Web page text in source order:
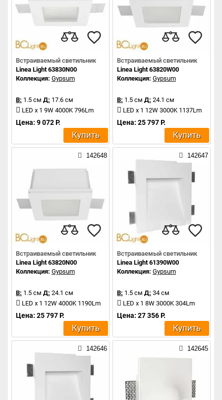
Встраиваемый светильник
Linea Light 63830N00
Коллекция: Gypsum
В: 1.5 см Д: 17.6 см
LED x 1 9W 4000K 796Lm
Цена: 9 072 Р.
Купить
Встраиваемый светильник
Linea Light 63820W00
Коллекция: Gypsum
В: 1.5 см Д: 24.1 см
LED x 1 12W 3000K 1137Lm
Цена: 25 797 Р.
Купить
142648
Встраиваемый светильник
Linea Light 63820N00
Коллекция: Gypsum
В: 1.5 см Д: 24.1 см
LED x 1 12W 4000K 1190Lm
Цена: 25 797 Р.
Купить
142647
Встраиваемый светильник
Linea Light 61390W00
Коллекция: Gypsum
В: 1.5 см Д: 34 см
LED x 1 8W 3000K 304Lm
Цена: 27 356 Р.
Купить
142646 142645